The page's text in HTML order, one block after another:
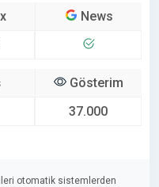
News
Gösterim
37.000
otomatik sistemlerden